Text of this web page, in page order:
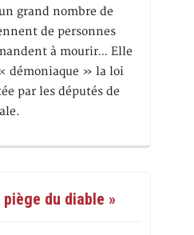
grand nombre de
de personnes
à mourir… Elle
démoniaque » la loi
par les députés de
du diable »